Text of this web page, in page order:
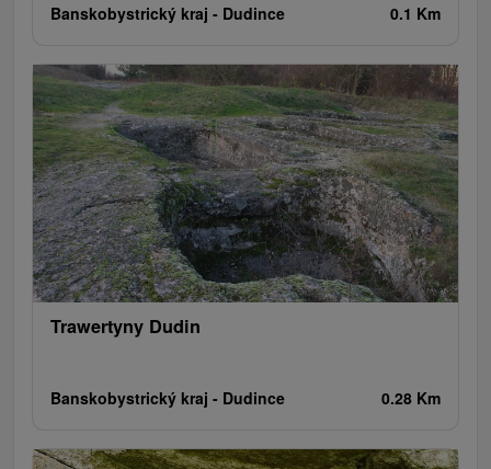
Banskobystrický kraj - Dudince 0.1 Km
Trawertyny Dudin
Banskobystrický kraj - Dudince 0.28 Km